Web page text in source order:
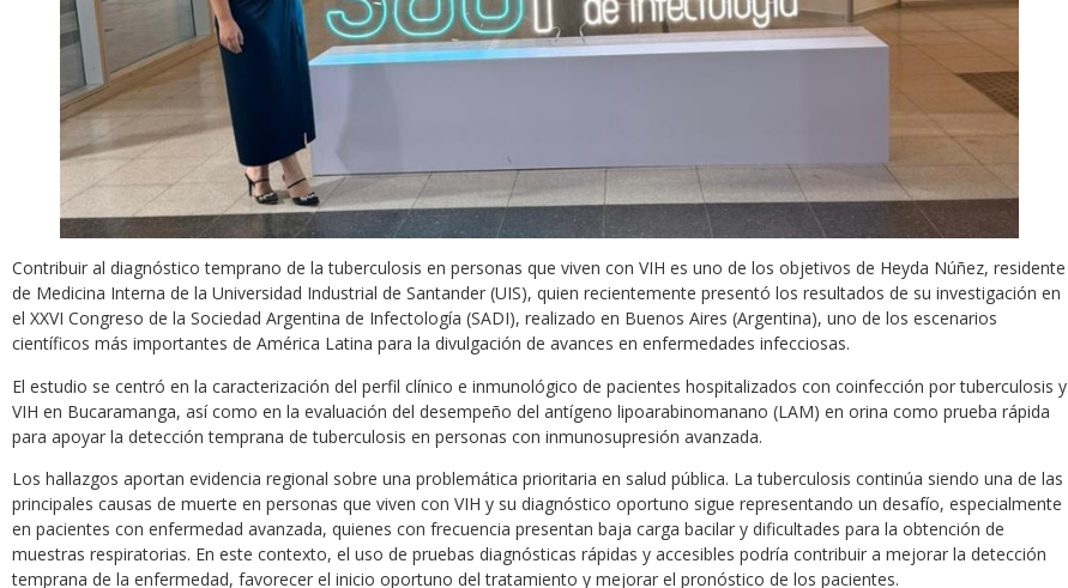
Contribuir al diagnóstico temprano de la tuberculosis en personas que viven con VIH es uno de los objetivos de Heyda Núñez, residente
de Medicina Interna de la Universidad Industrial de Santander (UIS), quien recientemente presentó los resultados de su investigación en
el XXVI Congreso de la Sociedad Argentina de Infectología (SADI), realizado en Buenos Aires (Argentina), uno de los escenarios
científicos más importantes de América Latina para la divulgación de avances en enfermedades infecciosas.
El estudio se centró en la caracterización del perfil clínico e inmunológico de pacientes hospitalizados con coinfección por tuberculosis y
VIH en Bucaramanga, así como en la evaluación del desempeño del antígeno lipoarabinomanano (LAM) en orina como prueba rápida
para apoyar la detección temprana de tuberculosis en personas con inmunosupresión avanzada.
Los hallazgos aportan evidencia regional sobre una problemática prioritaria en salud pública. La tuberculosis continúa siendo una de las
principales causas de muerte en personas que viven con VIH y su diagnóstico oportuno sigue representando un desafío, especialmente
en pacientes con enfermedad avanzada, quienes con frecuencia presentan baja carga bacilar y dificultades para la obtención de
muestras respiratorias. En este contexto, el uso de pruebas diagnósticas rápidas y accesibles podría contribuir a mejorar la detección
temprana de la enfermedad, favorecer el inicio oportuno del tratamiento y mejorar el pronóstico de los pacientes.